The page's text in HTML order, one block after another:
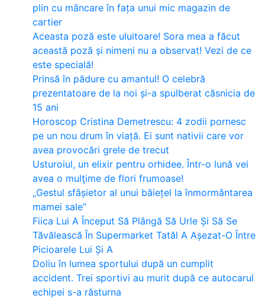
plin cu mâncare în fața unui mic magazin de
cartier
Aceasta poză este uluitoare! Sora mea a făcut
această poză și nimeni nu a observat! Vezi de ce
este specială!
Prinsă în pădure cu amantul! O celebră
prezentatoare de la noi și-a spulberat căsnicia de
15 ani
Horoscop Cristina Demetrescu: 4 zodii pornesc
pe un nou drum în viață. Ei sunt nativii care vor
avea provocări grele de trecut
Usturoiul, un elixir pentru orhidee. Într-o lună vei
avea o mulţime de flori frumoase!
„Gestul sfâșietor al unui băiețel la înmormântarea
mamei sale”
Fiica Lui A Început Să Plângă Să Urle Și Să Se
Tăvălească În Supermarket Tatăl A Așezat-O Între
Picioarele Lui Și A
Doliu în lumea sportului după un cumplit
accident. Trei sportivi au murit după ce autocarul
echipei s-a răsturna